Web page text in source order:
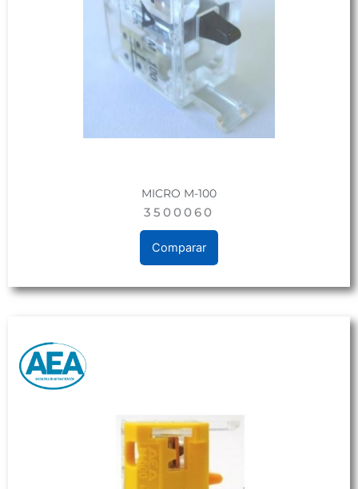
MICRO M-100
3500060
Comparar